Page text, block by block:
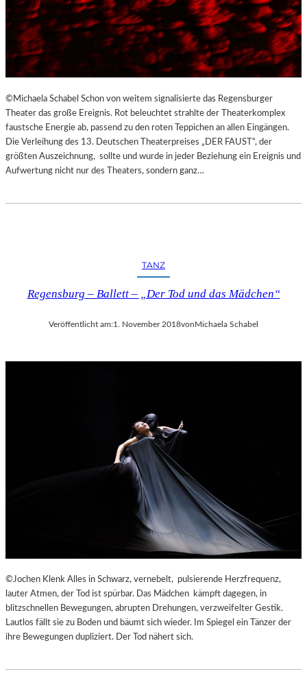
©Michaela Schabel Schon von weitem signalisierte das Regensburger
Theater das große Ereignis. Rot beleuchtet strahlte der Theaterkomplex
faustsche Energie ab, passend zu den roten Teppichen an allen Eingängen.
Die Verleihung des 13. Deutschen Theaterpreises „DER FAUST“, der
größten Auszeichnung, sollte und wurde in jeder Beziehung ein Ereignis und
Aufwertung nicht nur des Theaters, sondern ganz…
TANZ
Regensburg – Ballett – „Der Tod und das Mädchen“
Veröffentlicht am:1. November 2018vonMichaela Schabel
©Jochen Klenk Alles in Schwarz, vernebelt, pulsierende Herzfrequenz,
lauter Atmen, der Tod ist spürbar. Das Mädchen kämpft dagegen, in
blitzschnellen Bewegungen, abrupten Drehungen, verzweifelter Gestik.
Lautlos fällt sie zu Boden und bäumt sich wieder. Im Spiegel ein Tänzer der
ihre Bewegungen dupliziert. Der Tod nähert sich.